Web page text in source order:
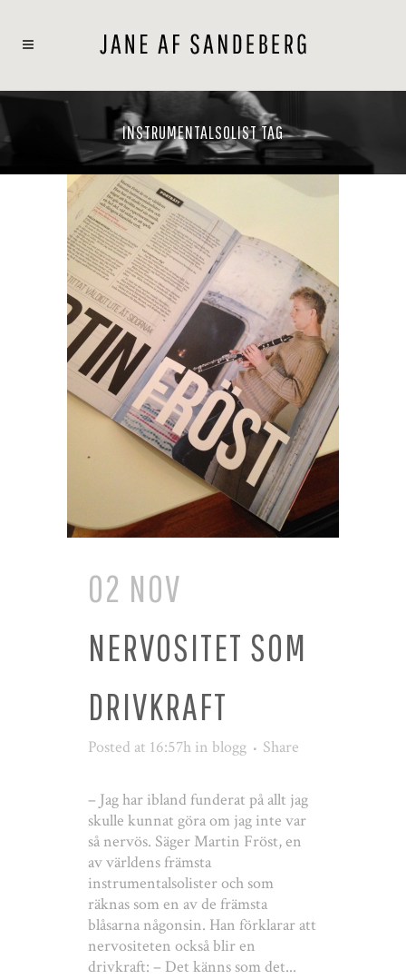
INSTRUMENTALSOLIST TAG
02 NOV
NERVOSITET SOM
DRIVKRAFT
Posted at 16:57h in blogg Share
– Jag har ibland funderat på allt jag
skulle kunnat göra om jag inte var
så nervös. Säger Martin Fröst, en
av världens främsta
instrumentalsolister och som
räknas som en av de främsta
blåsarna någonsin. Han förklarar att
nervositeten också blir en
drivkraft: – Det känns som det...